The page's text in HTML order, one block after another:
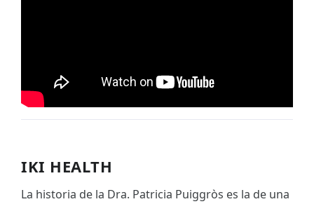
IKI HEALTH
La historia de la Dra. Patricia Puiggròs es la de una